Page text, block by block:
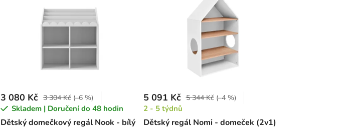
Dětský domečkový regál Nook - bílý
3 080 Kč 3 304 Kč (–6 %)
Skladem | Doručení do 48 hodin
Dětský regál Nomi - domeček (2v1)
5 091 Kč 5 344 Kč (–4 %)
2 - 5 týdnů